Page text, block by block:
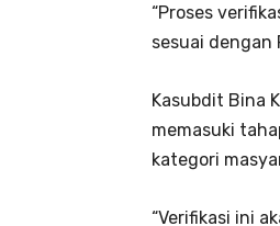
“Proses
sesuai dengan
Kasubdit Bina
memasuki
kategori
“Verifikasi ini